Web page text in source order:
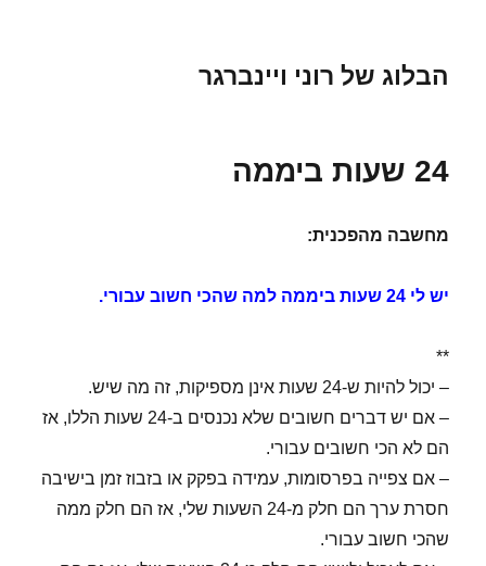
הבלוג של רוני ויינברגר
24 שעות ביממה
מחשבה מהפכנית:
יש לי 24 שעות ביממה למה שהכי חשוב עבורי.
**
– יכול להיות ש-24 שעות אינן מספיקות, זה מה שיש.
– אם יש דברים חשובים שלא נכנסים ב-24 שעות הללו, אז
הם לא הכי חשובים עבורי.
– אם צפייה בפרסומות, עמידה בפקק או בזבוז זמן בישיבה
חסרת ערך הם חלק מ-24 השעות שלי, אז הם חלק ממה
שהכי חשוב עבורי.